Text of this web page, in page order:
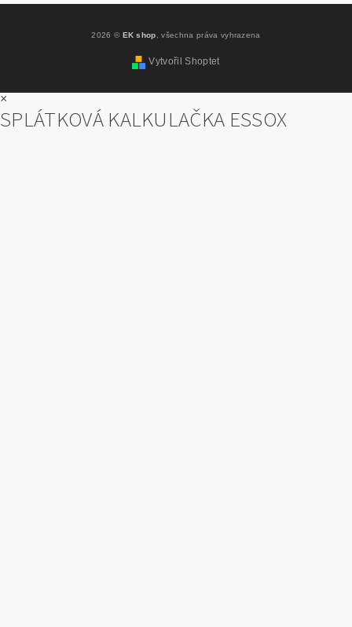
2026 © EK shop , všechna práva vyhrazena
Vytvořil Shoptet
×
SPLÁTKOVÁ KALKULAČKA ESSOX